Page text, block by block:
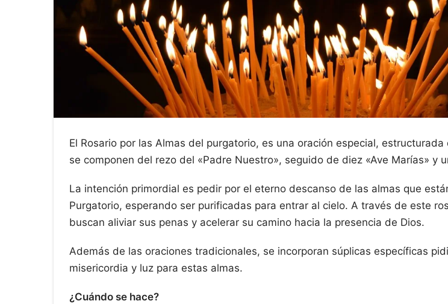
El Rosario por las Almas del purgatorio, es una oración especial, estructurada
se componen del rezo del «Padre Nuestro», seguido de diez «Ave Marías» y
La intención primordial es pedir por el eterno descanso de las almas que
Purgatorio, esperando ser purificadas para entrar al cielo. A través de este
buscan aliviar sus penas y acelerar su camino hacia la presencia de Dios.
Además de las oraciones tradicionales, se incorporan súplicas específicas
misericordia y luz para estas almas.
¿Cuándo se hace?